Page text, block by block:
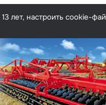
лет, настроить cookie-